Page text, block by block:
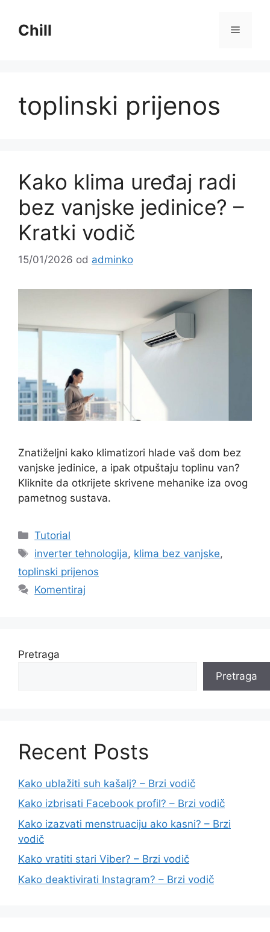
sadržajChill
toplinski prijenos
Kako klima uređaj radi
bez vanjske jedinice? –
Kratki vodič
15/01/2026 od adminko
Znatiželjni kako klimatizori hlade vaš dom bez
vanjske jedinice, a ipak otpuštaju toplinu van?
Kliknite da otkrijete skrivene mehanike iza ovog
pametnog sustava.
Kategorije
Tutorial
Oznake
inverter tehnologija, klima bez vanjske,
toplinski prijenos
Komentiraj
Pretraga
Pretraga
Recent Posts
Kako ublažiti suh kašalj? – Brzi vodič
Kako izbrisati Facebook profil? – Brzi vodič
Kako izazvati menstruaciju ako kasni? – Brzi
vodič
Kako vratiti stari Viber? – Brzi vodič
Kako deaktivirati Instagram? – Brzi vodič